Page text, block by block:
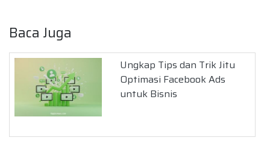
Baca Juga
Ungkap Tips dan Trik Jitu
Optimasi Facebook Ads
untuk Bisnis